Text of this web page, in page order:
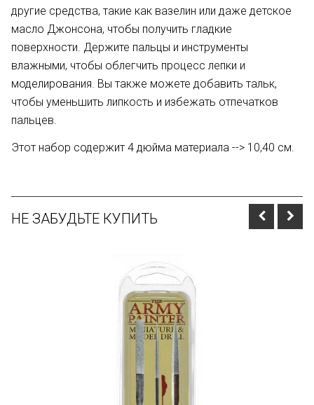
другие средства, такие как вазелин или даже детское
масло Джонсона, чтобы получить гладкие
поверхности. Держите пальцы и инструменты
влажными, чтобы облегчить процесс лепки и
моделирования. Вы также можете добавить тальк,
чтобы уменьшить липкость и избежать отпечатков
пальцев.
Этот набор содержит 4 дюйма материала --> 10,40 см.
НЕ ЗАБУДЬТЕ КУПИТЬ